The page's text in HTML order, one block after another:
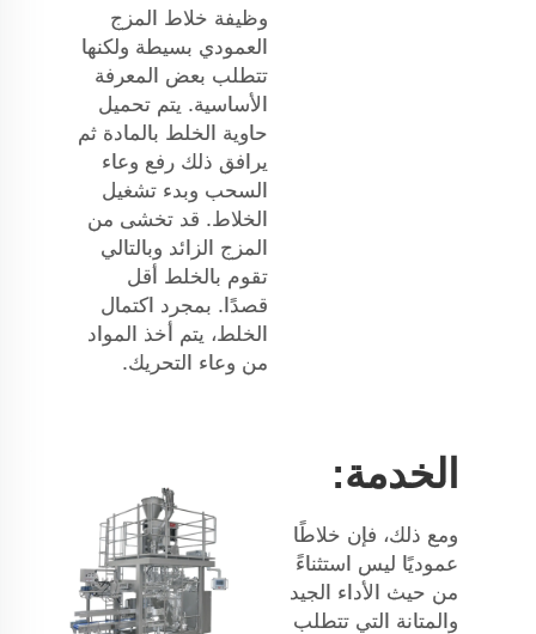
وظيفة خلاط المزج
العمودي بسيطة ولكنها
تتطلب بعض المعرفة
الأساسية. يتم تحميل
حاوية الخلط بالمادة ثم
يرافق ذلك رفع وعاء
السحب وبدء تشغيل
الخلاط. قد تخشى من
المزج الزائد وبالتالي
تقوم بالخلط أقل
قصدًا. بمجرد اكتمال
الخلط، يتم أخذ المواد
من وعاء التحريك.
الخدمة:
ومع ذلك، فإن خلاطًا
عموديًا ليس استثناءً
من حيث الأداء الجيد
والمتانة التي تتطلب